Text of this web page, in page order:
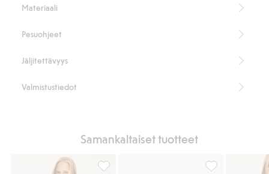
Pituus 55 cm koossa S
Materiaali
Pesuohjeet
Jäljitettävyys
Valmistustiedot
Samankaltaiset tuotteet